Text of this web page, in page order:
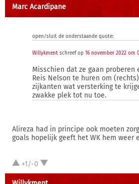
Marc Acardipane
open/sluit de onderstaande quote:
Willykment schreef op 16 november 2022 om
Misschien dat ze gaan proberen
Reis Nelson te huren om
zijkanten wat versterking te
zwakke plek tot nu toe.
Alireza had in principe ook moeten
goals hopelijk geeft het WK hem weer
+1/-0